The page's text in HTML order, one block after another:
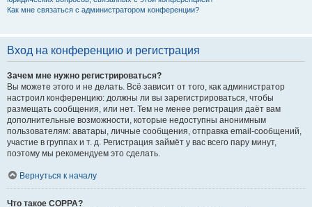
Как мне связаться с администратором конференции?
Вход на конференцию и регистрация
Зачем мне нужно регистрироваться?
Вы можете этого и не делать. Всё зависит от того, как администратор
настроил конференцию: должны ли вы зарегистрироваться, чтобы
размещать сообщения, или нет. Тем не менее регистрация даёт вам
дополнительные возможности, которые недоступны анонимным
пользователям: аватары, личные сообщения, отправка email-сообщений,
участие в группах и т. д. Регистрация займёт у вас всего пару минут,
поэтому мы рекомендуем это сделать.
Вернуться к началу
Что такое COPPA?